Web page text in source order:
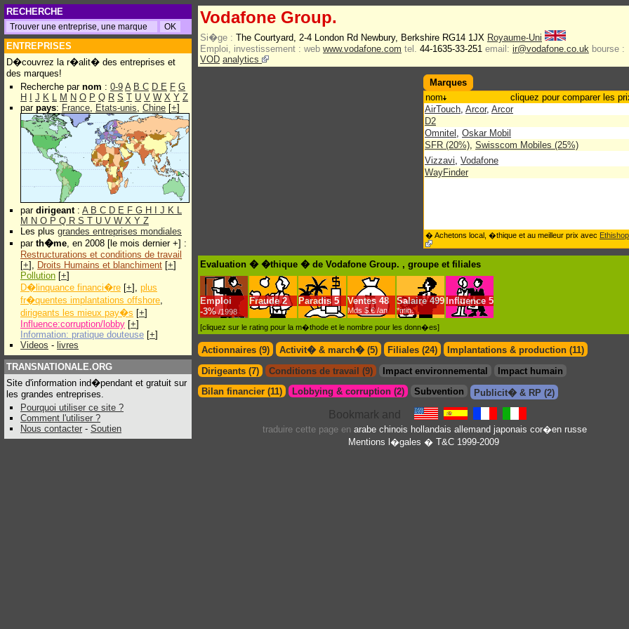
RECHERCHE
ENTREPRISES
D�couvrez la r�alit� des entreprises et
des marques!
Recherche par nom : 0-9 A B C D E F G
H
J K L M N O P Q R S T U V W X Y Z
par pays: France, Etats-unis, Chine [+]
par dirigeant: A B C D E F G H J K L
M N O P Q R S T U V W X Y Z
Les plus grandes entreprises mondiales
par th�me, en 2008 [le mois dernier +] :
Restructurations et conditions de travail
[+], Droits Humains et blanchiment [+]
Pollution [+]
D�linquance financi�re [+], plus
fr�quentes implantations offshore,
dirigeants les mieux pay�s [+]
Influence:corruption/lobby [+]
Information: pratique douteuse [+]
Videos - livres
TRANSNATIONALE.ORG
Site d'information ind�pendant et gratuit sur
les grandes entreprises.
Pourquoi utiliser ce site ?
Comment l'utiliser ?
Nous contacter - Soutien
Vodafone Group.
Si�ge : The Courtyard, 2-4 London Rd Newbury, Berkshire RG14 1JX Royaume-Uni
Emploi, investissement : web www.vodafone.com tel. 44-1635-33-251 email: ir@vodafone.co.uk bourse :
VOD analytics
Marques
nom
cliquez pour comparer les
AirTouch, Arcor, Arcor
D2
Omnitel , Oskar Mobil
SFR (20%), Swisscom Mobiles (25%)
Vizzavi, Vodafone
WayFinder
� Achetons local, �thique et au meilleur prix avec Ethishop
Evaluation � �thique � de Vodafone Group. , groupe et filiales
Emploi
-3% /1998
Fraude 2 Paradis 5 Ventes 48
Mds $.€ /an
Salaire 499
*min.
Influence 5
[cliquez sur le rating pour la m�thode et le nombre pour les donn�es]
Actionnaires (9) Activit� & march� (5) Filiales (24)
Implantations & production (11)
Dirigeants (7)
Conditions de travail (9) Impact environnemental
Impact humain
Bilan financier (11)
Lobbying & corruption (2) Subvention Publicit� & RP (2)
traduire cette page en arabe chinois hollandais allemand japonais cor�en russe
Mentions l�gales � T&C 1999-2009